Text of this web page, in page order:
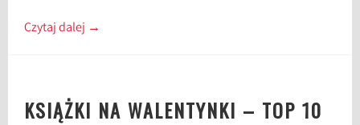
Czytaj dalej →
KSIĄŻKI NA WALENTYNKI – TOP 10